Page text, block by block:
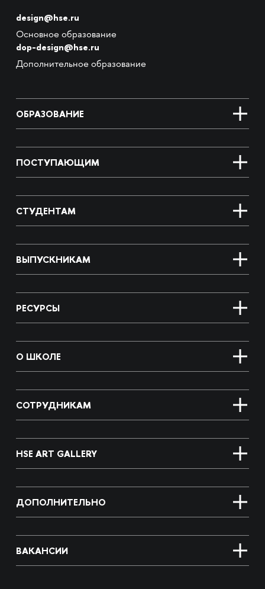
design@hse.ru
Основное образование
dop-design@hse.ru
Дополнительное образование
ОБРАЗОВАНИЕ
ПОСТУПАЮЩИМ
СТУДЕНТАМ
ВЫПУСКНИКАМ
РЕСУРСЫ
О ШКОЛЕ
СОТРУДНИКАМ
HSE ART GALLERY
ДОПОЛНИТЕЛЬНО
ВАКАНСИИ